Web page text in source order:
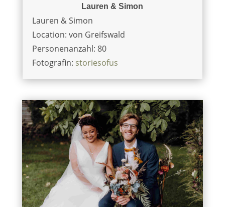
Lauren & Simon
Lauren & Simon
Location: von Greifswald
Personenanzahl: 80
Fotografin: storiesofus